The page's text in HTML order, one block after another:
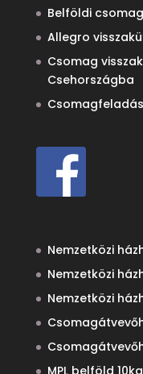
Belföldi
Allegro
Csomag
Csehországba
Nemzetközi
Nemzetközi
Nemzetközi